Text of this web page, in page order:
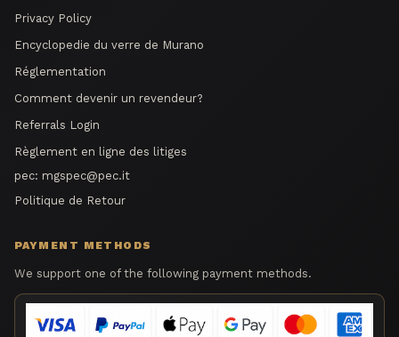
Privacy Policy
Encyclopedie du verre de Murano
Réglementation
Comment devenir un revendeur?
Referrals Login
Règlement en ligne des litiges
pec: mgspec@pec.it
Politique de Retour
PAYMENT METHODS
We support one of the following payment methods.